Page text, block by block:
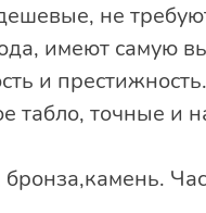
не
имеют самую
и
табло, точные и